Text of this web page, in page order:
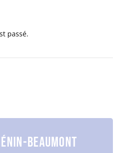
passé.
Beaumont